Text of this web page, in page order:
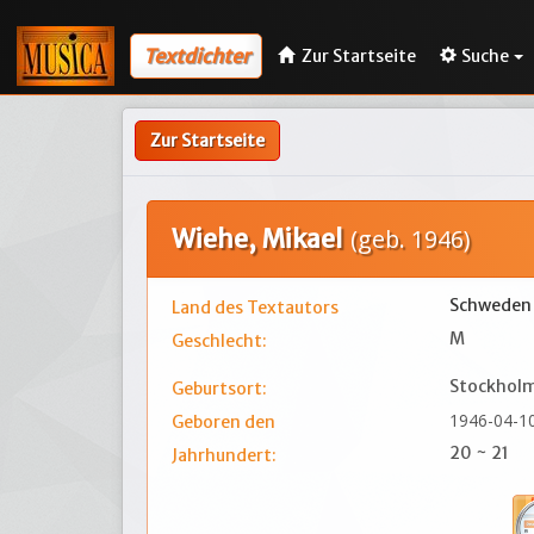
Textdichter Zur Startseite Suche
Zur Startseite
Wiehe, Mikael (geb. 1946)
Land des Textautors
Schweden
Geschlecht:
M
Geburtsort:
Geboren den
1946-04-
Jahrhundert: 20 ~ 21